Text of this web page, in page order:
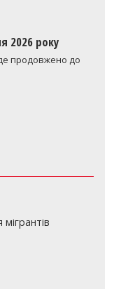
2026 року
продовжено до